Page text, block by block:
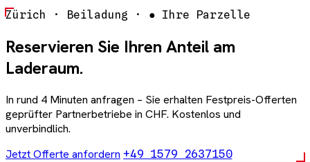
Zürich · Beiladung · ● Ihre Parzelle
Reservieren Sie Ihren Anteil am
Laderaum.
In rund 4 Minuten anfragen – Sie erhalten Festpreis-Offerten
geprüfter Partnerbetriebe in CHF. Kostenlos und
unverbindlich.
Jetzt Offerte anfordern +49 1579 2637150